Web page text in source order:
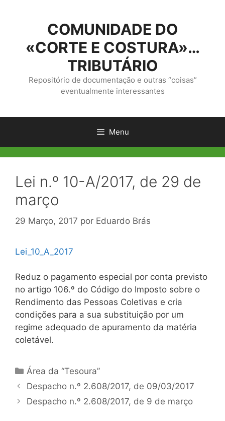
conteúdo
COMUNIDADE DO
«CORTE E COSTURA»…
TRIBUTÁRIO
Repositório de documentação e outras “coisas”
eventualmente interessantes
Menu
Lei n.º 10-A/2017, de 29 de
março
29 Março, 2017 por Eduardo Brás
Lei_10_A_2017
Reduz o pagamento especial por conta previsto
no artigo 106.º do Código do Imposto sobre o
Rendimento das Pessoas Coletivas e cria
condições para a sua substituição por um
regime adequado de apuramento da matéria
coletável.
Categorias
Área da “Tesoura”
Navegação
de
Despacho n.º 2.608/2017, de 09/03/2017
Despacho n.º 2.608/2017, de 9 de março